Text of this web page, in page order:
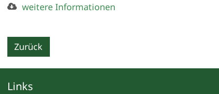
weitere Informationen
Zurück
Links